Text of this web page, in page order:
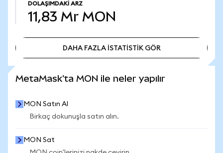
DOLAŞIMDAKI ARZ
11,83 Mr MON
DAHA FAZLA İSTATİSTİK GÖR
MetaMask'ta MON ile neler yapılır
MON Satın Al
Birkaç dokunuşla satın alın.
MON Sat